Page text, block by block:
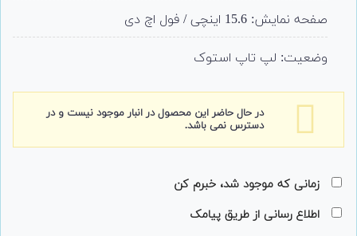
صفحه نمایش: 15.6 اینچی / فول اچ دی
وضعیت: لپ تاپ استوک
در حال حاضر این محصول در انبار موجود نیست و در
دسترس نمی باشد.
زمانی که موجود شد، خبرم کن
اطلاع رسانی از طریق پیامک